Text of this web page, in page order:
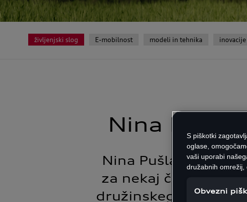
življenjski slog E-mobilnost modeli in tehnika inovacije
Nina
Nina Pušlar se po
za nekaj časa
družinskega člana.
S piškotki
oglase,
vaši uporabi
družabnih omrežij,
Obvezni